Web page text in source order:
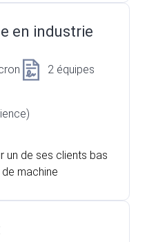
sa réception jus
de nos partenaire
et agroalimentaire
un opérateur de
en charge de
du lait. Vous oc
mêlant contrôle q
du processus de
en industrie
2 équipes
un de ses clients bas
de machine